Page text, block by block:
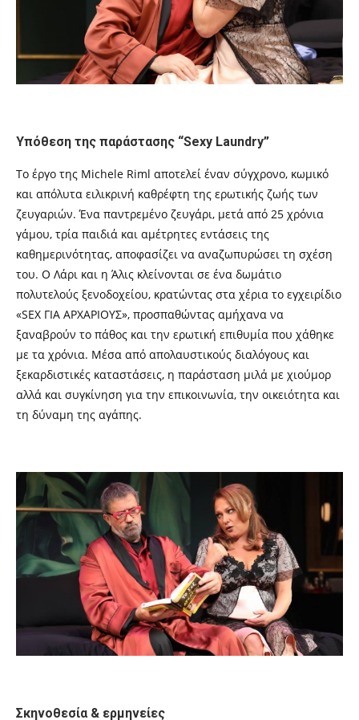
Υπόθεση της παράστασης “Sexy Laundry”
Το έργο της Michele Riml αποτελεί έναν σύγχρονο, κωμικό
και απόλυτα ειλικρινή καθρέφτη της ερωτικής ζωής των
ζευγαριών. Ένα παντρεμένο ζευγάρι, μετά από 25 χρόνια
γάμου, τρία παιδιά και αμέτρητες εντάσεις της
καθημερινότητας, αποφασίζει να αναζωπυρώσει τη σχέση
του. Ο Λάρι και η Άλις κλείνονται σε ένα δωμάτιο
πολυτελούς ξενοδοχείου, κρατώντας στα χέρια το εγχειρίδιο
«SEX ΓΙΑ ΑΡΧΑΡΙΟΥΣ», προσπαθώντας αμήχανα να
ξαναβρούν το πάθος και την ερωτική επιθυμία που χάθηκε
με τα χρόνια. Μέσα από απολαυστικούς διαλόγους και
ξεκαρδιστικές καταστάσεις, η παράσταση μιλά με χιούμορ
αλλά και συγκίνηση για την επικοινωνία, την οικειότητα και
τη δύναμη της αγάπης.
Σκηνοθεσία & ερμηνείες